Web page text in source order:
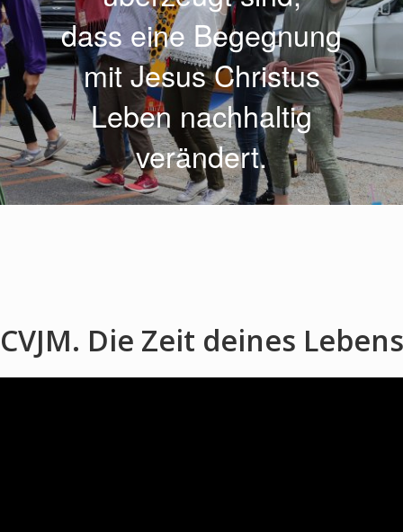
dass eine Begegnung
mit Jesus Christus
Leben nachhaltig
verändert.
CVJM. Die Zeit deines Lebens